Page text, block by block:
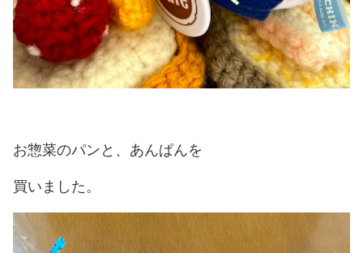
お惣菜のパンと、あんぱんを
買いました。